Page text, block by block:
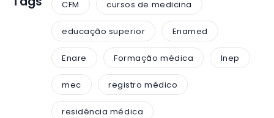
CFM cursos de medicina
educação superior Enamed
Enare Formação médica Inep
mec registro médico
residência médica